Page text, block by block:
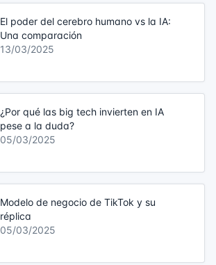
El poder del cerebro humano vs la IA:
Una comparación
13/03/2025
¿Por qué las big tech invierten en IA
pese a la duda?
05/03/2025
Modelo de negocio de TikTok y su
réplica
05/03/2025